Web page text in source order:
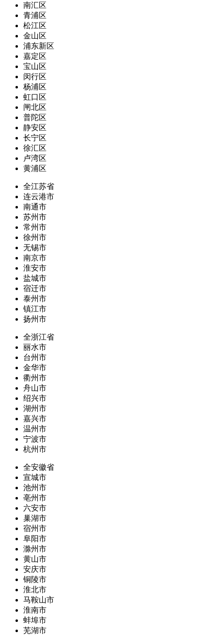
南汇区
青浦区
松江区
金山区
浦东新区
嘉定区
宝山区
闵行区
杨浦区
虹口区
闸北区
普陀区
静安区
长宁区
徐汇区
卢湾区
黄浦区
全江苏省
连云港市
南通市
苏州市
常州市
徐州市
无锡市
南京市
淮安市
盐城市
宿迁市
泰州市
镇江市
扬州市
全浙江省
丽水市
台州市
金华市
衢州市
舟山市
绍兴市
湖州市
嘉兴市
温州市
宁波市
杭州市
全安徽省
宣城市
池州市
亳州市
六安市
巢湖市
宿州市
阜阳市
滁州市
黄山市
安庆市
铜陵市
淮北市
马鞍山市
淮南市
蚌埠市
芜湖市